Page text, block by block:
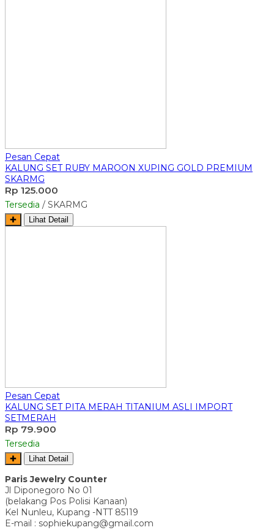
Pesan Cepat
KALUNG SET RUBY MAROON XUPING GOLD PREMIUM
SKARMG
Rp 125.000
Tersedia / SKARMG
✚ Lihat Detail
Pesan Cepat
KALUNG SET PITA MERAH TITANIUM ASLI IMPORT
SETMERAH
Rp 79.900
Tersedia
✚ Lihat Detail
Paris Jewelry Counter
Jl Diponegoro No 01
(belakang Pos Polisi Kanaan)
Kel Nunleu, Kupang -NTT 85119
E-mail : sophiekupang@gmail.com